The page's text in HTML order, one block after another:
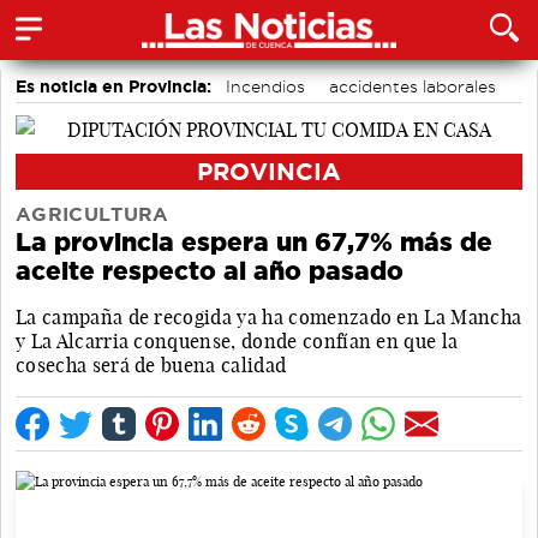
Es noticia en Provincia: Incendios
accidentes laborales
Medio Ambiente
PROVINCIA
AGRICULTURA
La provincia espera un 67,7% más de
aceite respecto al año pasado
La campaña de recogida ya ha comenzado en La Mancha
y La Alcarria conquense, donde confían en que la
cosecha será de buena calidad